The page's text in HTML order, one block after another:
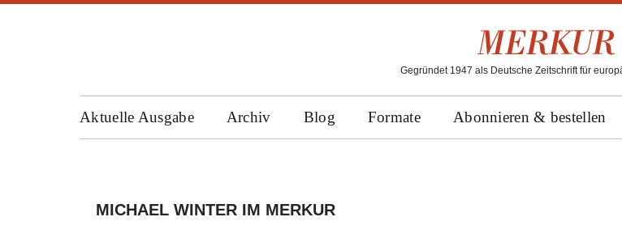
Gegründet 1947 als Deutsche Zeitschrift für
Aktuelle Ausgabe Archiv Blog Formate Abonnieren & bestellen
MICHAEL WINTER IM MERKUR